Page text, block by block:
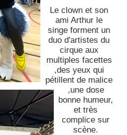
Le clown et son
ami Arthur le
singe forment un
duo d'artistes du
cirque aux
multiples facettes
,des yeux qui
pétillent de malice
,une dose
bonne humeur,
et très
complice sur
scène.